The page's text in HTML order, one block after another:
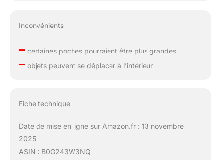
Inconvénients
–certaines poches pourraient être plus grandes
–objets peuvent se déplacer à l’intérieur
Fiche technique
Date de mise en ligne sur Amazon.fr : 13 novembre
2025
ASIN : B0G243W3NQ